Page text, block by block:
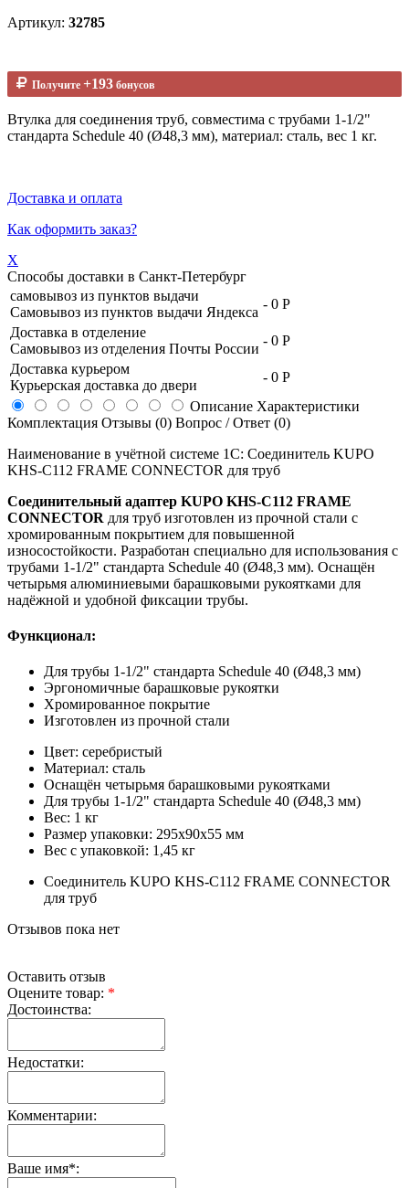
Артикул: 32785
Получите +193 бонусов
Втулка для соединения труб, совместима с трубами 1-1/2"
стандарта Schedule 40 (Ø48,3 мм), материал: сталь, вес 1 кг.
Доставка и оплата
Как оформить заказ?
X
Способы доставки в Санкт-Петербург
самовывоз из пунктов выдачи
Самовывоз из пунктов выдачи Яндекса
- 0 Р
Доставка в отделение
Самовывоз из отделения Почты России
- 0 Р
Доставка курьером
Курьерская доставка до двери
- 0 Р
Описание Характеристики
Комплектация Отзывы (0) Вопрос / Ответ (0)
Наименование в учётной системе 1С: Соединитель KUPO
KHS-C112 FRAME CONNECTOR для труб
Соединительный адаптер KUPO KHS-C112 FRAME
CONNECTOR для труб изготовлен из прочной стали с
хромированным покрытием для повышенной
износостойкости. Разработан специально для использования с
трубами 1-1/2" стандарта Schedule 40 (Ø48,3 мм). Оснащён
четырьмя алюминиевыми барашковыми рукоятками для
надёжной и удобной фиксации трубы.
Функционал:
Для трубы 1-1/2" стандарта Schedule 40 (Ø48,3 мм)
Эргономичные барашковые рукоятки
Хромированное покрытие
Изготовлен из прочной стали
Цвет: серебристый
Материал: сталь
Оснащён четырьмя барашковыми рукоятками
Для трубы 1-1/2" стандарта Schedule 40 (Ø48,3 мм)
Вес: 1 кг
Размер упаковки: 295х90х55 мм
Вес с упаковкой: 1,45 кг
Соединитель KUPO KHS-C112 FRAME CONNECTOR
для труб
Отзывов пока нет
Оставить отзыв
Оцените товар: *
Достоинства:
Недостатки:
Комментарии:
Ваше имя*: